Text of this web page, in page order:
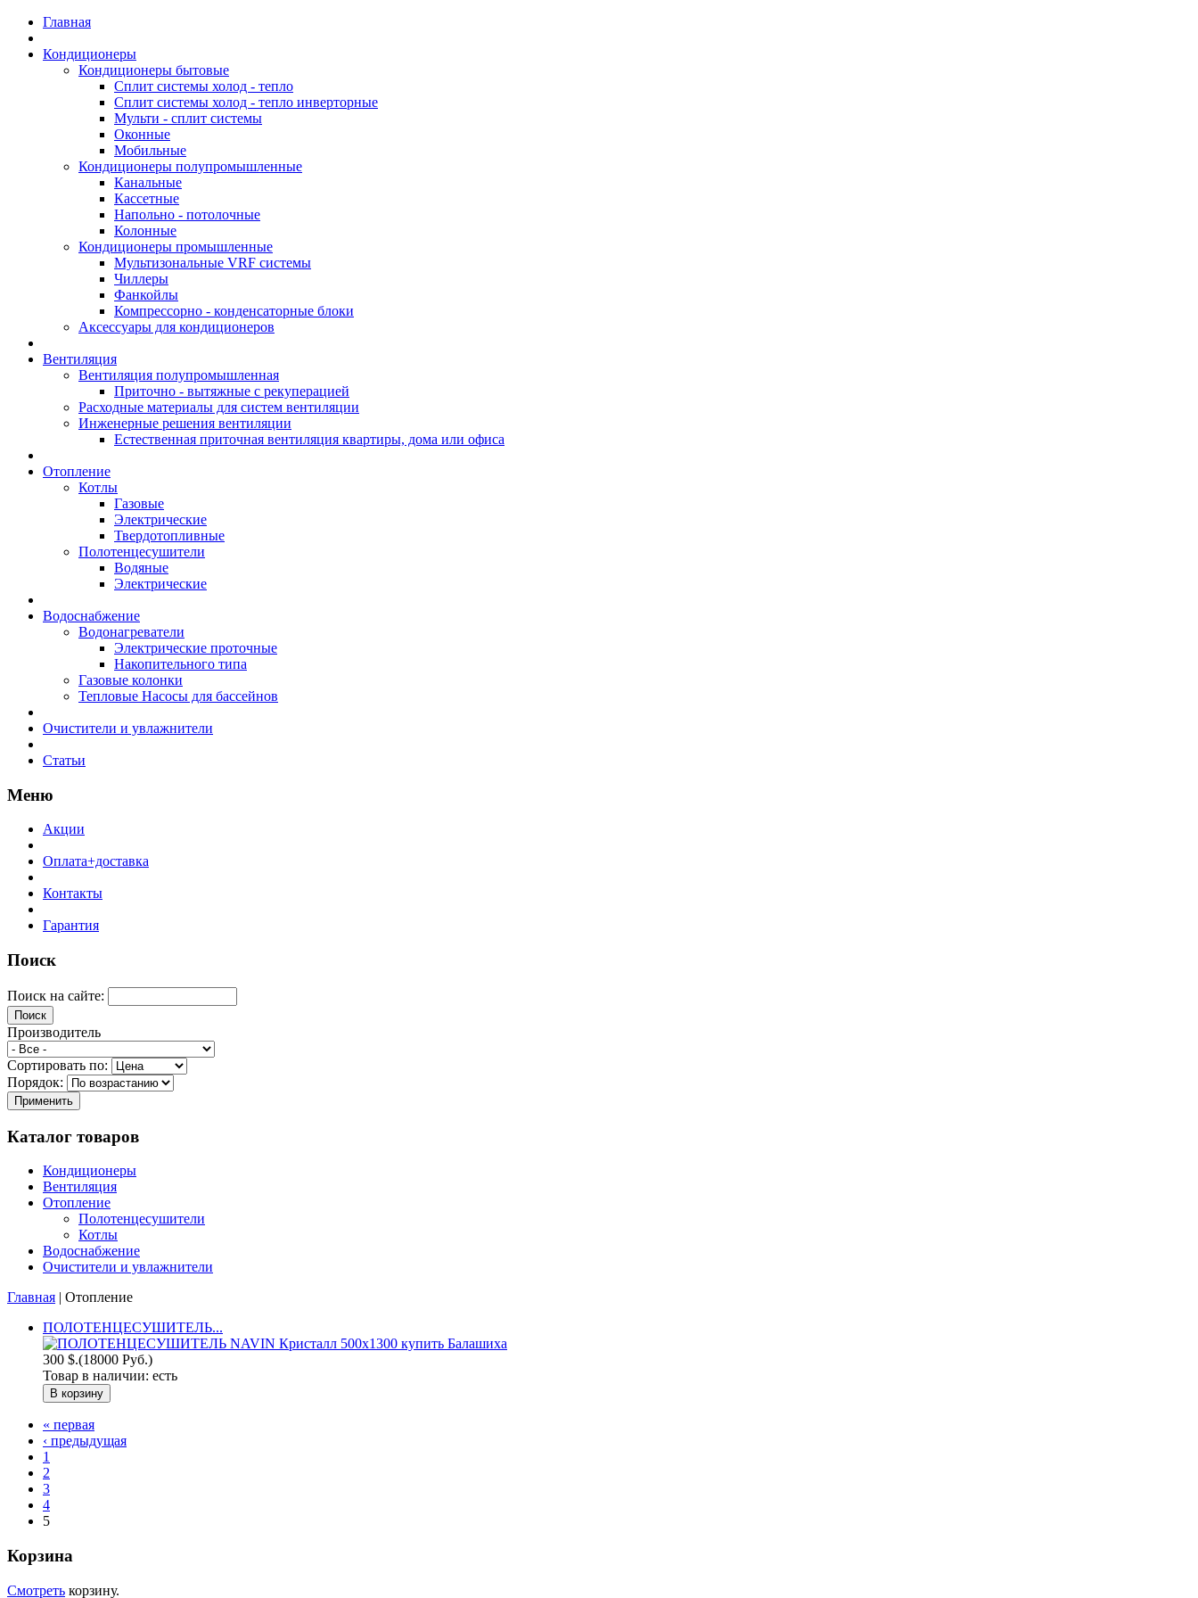
Главная
Кондиционеры
Кондиционеры бытовые
Сплит системы холод - тепло
Сплит системы холод - тепло инверторные
Мульти - сплит системы
Оконные
Мобильные
Кондиционеры полупромышленные
Канальные
Кассетные
Напольно - потолочные
Колонные
Кондиционеры промышленные
Мультизональные VRF системы
Чиллеры
Фанкойлы
Компрессорно - конденсаторные блоки
Аксессуары для кондиционеров
Вентиляция
Вентиляция полупромышленная
Приточно - вытяжные с рекуперацией
Расходные материалы для систем вентиляции
Инженерные решения вентиляции
Естественная приточная вентиляция квартиры, дома или офиса
Отопление
Котлы
Газовые
Электрические
Твердотопливные
Полотенцесушители
Водяные
Электрические
Водоснабжение
Водонагреватели
Электрические проточные
Накопительного типа
Газовые колонки
Тепловые Насосы для бассейнов
Очистители и увлажнители
Статьи
Меню
Акции
Оплата+доставка
Контакты
Гарантия
Поиск
Поиск на сайте:
Производитель
Сортировать по:
Порядок:
Каталог товаров
Кондиционеры
Вентиляция
Отопление
Полотенцесушители
Котлы
Водоснабжение
Очистители и увлажнители
Главная | Отопление
ПОЛОТЕНЦЕСУШИТЕЛЬ...
300 $.(18000 Руб.)
Товар в наличии: есть
« первая
‹ предыдущая
1
2
3
4
5
Корзина
Смотреть корзину.